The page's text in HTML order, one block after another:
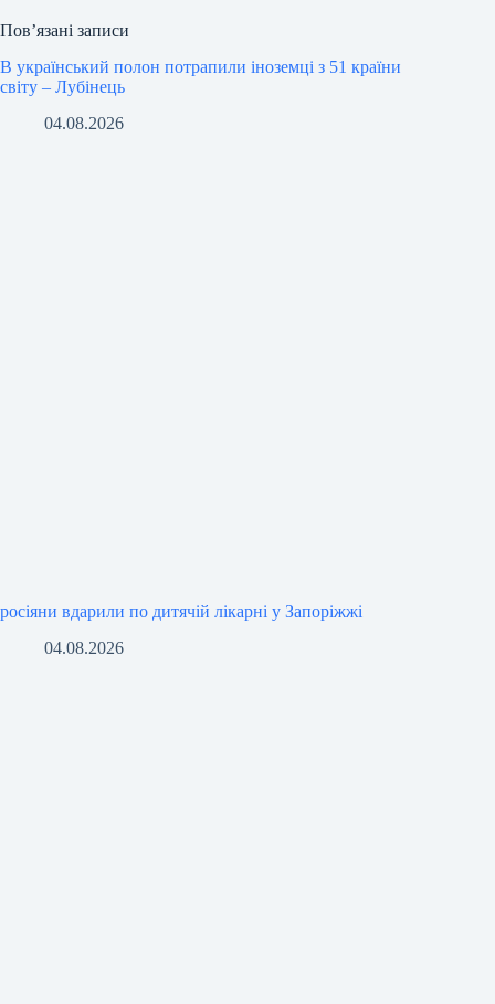
Пов’язані записи
В український полон потрапили іноземці з 51 країни
світу – Лубінець
04.08.2026
росіяни вдарили по дитячій лікарні у Запоріжжі
04.08.2026